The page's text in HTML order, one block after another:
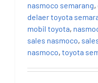
nasmoco semarang,
delaer toyota
mobil toyota,
sales nasmoco,
nasmoco, toyota